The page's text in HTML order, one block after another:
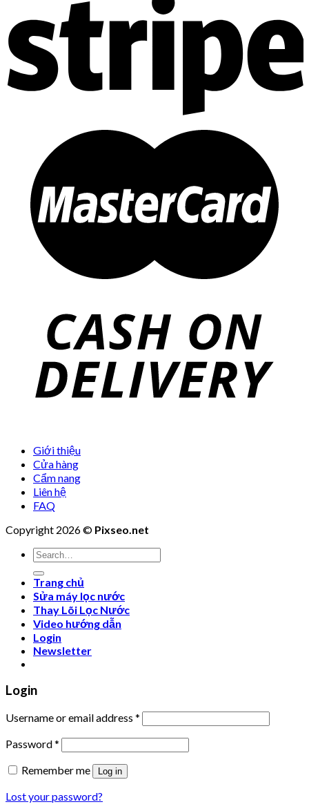
Giới thiệu
Cửa hàng
Cẩm nang
Liên hệ
FAQ
Copyright 2026 © Pixseo.net
Search
for:
Trang chủ
Sửa máy lọc nước
Thay Lõi Lọc Nước
Video hướng dẫn
Login
Newsletter
Login
Username or email address *
Password*
Remember me
Log in
Lost your password?